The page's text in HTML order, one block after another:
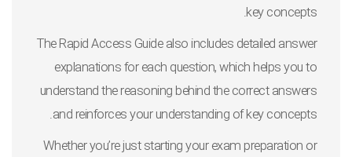
key concepts.
The Rapid Access Guide also includes detailed answer
explanations for each question, which helps you to
understand the reasoning behind the correct answers
and reinforces your understanding of key concepts.
Whether you’re just starting your exam preparation or